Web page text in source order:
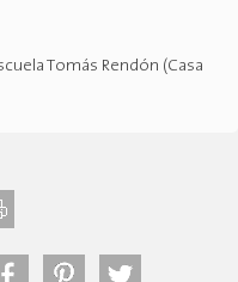
Tomás Rendón (Casa